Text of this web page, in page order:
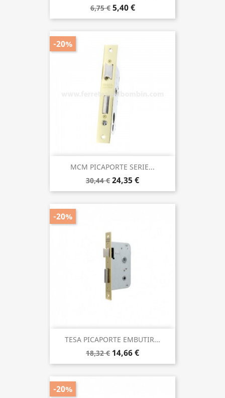
6,75 € 5,40 €
MCM PICAPORTE SERIE...
30,44 € 24,35 €
-20%
TESA PICAPORTE EMBUTIR...
18,32 € 14,66 €
-20%
-20%